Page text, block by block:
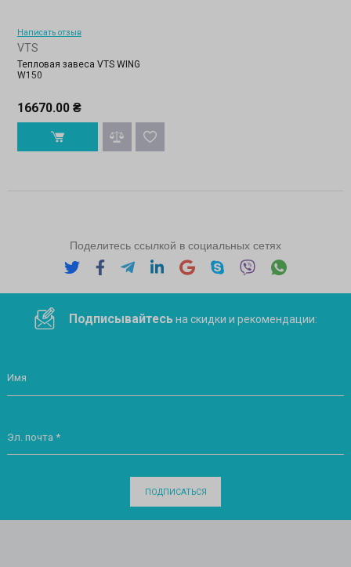
Написать отзыв
VTS
Тепловая завеса VTS WING
W150
16670.00 ₴
Поделитесь ссылкой в социальных сетях
Подписывайтесьна скидки и рекомендации:
Имя
Эл. почта *
ПОДПИСАТЬСЯ